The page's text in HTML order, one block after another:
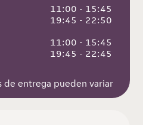
11:00 - 15:45
19:45 - 22:50
11:00 - 15:45
19:45 - 22:45
de entrega pueden variar